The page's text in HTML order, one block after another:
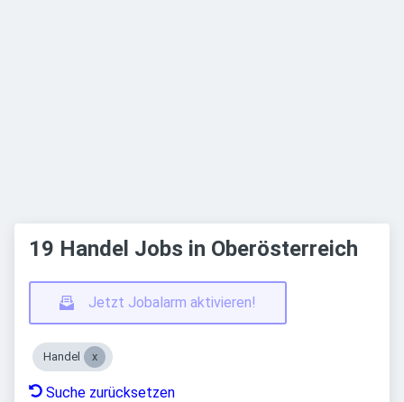
19 Handel Jobs in Oberösterreich
Jetzt Jobalarm aktivieren!
Handel
Suche zurücksetzen